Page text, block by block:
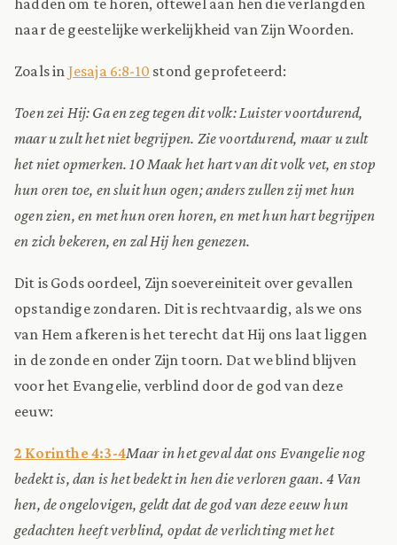
naar de geestelijke werkelijkheid van Zijn Woorden.
Zoals in Jesaja 6:8-10 stond geprofeteerd:
Toen zei Hij: Ga en zeg tegen dit volk: Luister voortdurend,
maar u zult het niet begrijpen. Zie voortdurend, maar u zult
het niet opmerken. 10 Maak het hart van dit volk vet, en stop
hun oren toe, en sluit hun ogen; anders zullen zij met hun
ogen zien, en met hun oren horen, en met hun hart begrijpen
en zich bekeren, en zal Hij hen genezen.
Dit is Gods oordeel, Zijn soevereiniteit over gevallen
opstandige zondaren. Dit is rechtvaardig, als we ons
van Hem afkeren is het terecht dat Hij ons laat liggen
in de zonde en onder Zijn toorn. Dat we blind blijven
voor het Evangelie, verblind door de god van deze
eeuw:
2 Korinthe 4:3-4Maar in het geval dat ons Evangelie nog
bedekt is, dan is het bedekt in hen die verloren gaan. 4 Van
hen, de ongelovigen, geldt dat de god van deze eeuw hun
gedachten heeft verblind, opdat de verlichting met het